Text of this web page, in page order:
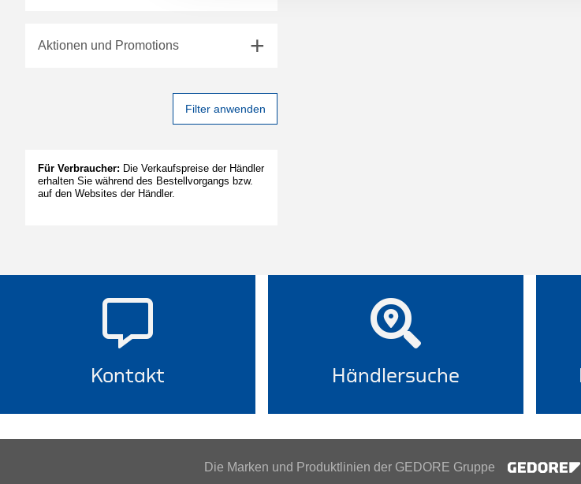
Aktionen und Promotions
Filter anwenden
Für Verbraucher: Die Verkaufspreise der Händler
erhalten Sie während des Bestellvorgangs bzw.
auf den Websites der Händler.
Kontakt Händlersuche
Die Marken und Produktlinien der GEDORE Gruppe